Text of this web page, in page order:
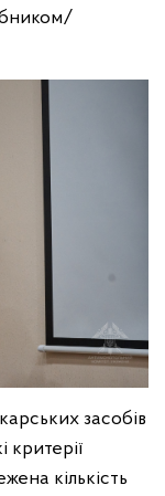
засобів
критерії
кількість